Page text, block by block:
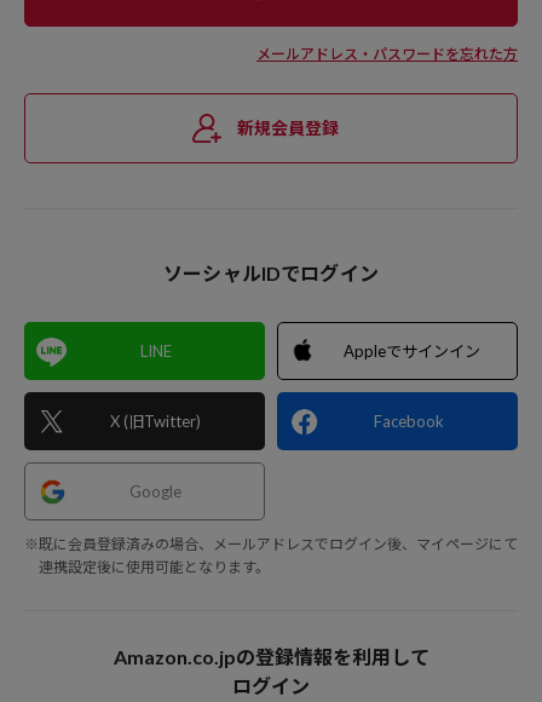
メールアドレス・パスワードを忘れた方
新規会員登録
ソーシャルIDでログイン
LINE
X (旧Twitter)
Appleでサインイン
Facebook
Google
※既に会員登録済みの場合、メールアドレスでログイン後、マイページにて
連携設定後に使用可能となります。
Amazon.co.jpの登録情報を利用して
ログイン